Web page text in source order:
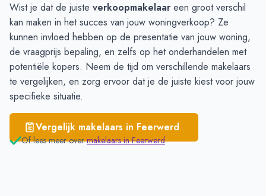
Wist je dat de juiste verkoopmakelaar een groot verschil
kan maken in het succes van jouw woningverkoop? Ze
kunnen invloed hebben op de presentatie van jouw woning,
de vraagprijs bepaling, en zelfs op het onderhandelen met
potentiële kopers. Neem de tijd om verschillende makelaars
te vergelijken, en zorg ervoor dat je de juiste kiest voor jouw
specifieke situatie.
Vergelijk makelaars in Feerwerd
Of lees meer over makelaars inFeerwerd